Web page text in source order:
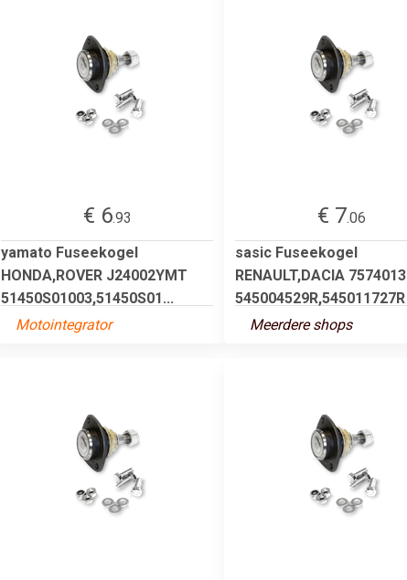
€ 6.93
yamato Fuseekogel
HONDA,ROVER J24002YMT
51450S01003,51450S01...
Motointegrator
€ 7.06
sasic Fuseekogel
RENAULT,DACIA 7574013
545004529R,545011727R
Meerdere shops